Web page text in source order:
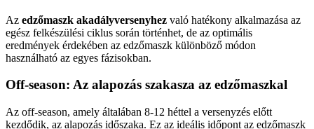
Az edzőmaszk akadályversenyhez való hatékony alkalmazása az
egész felkészülési ciklus során történhet, de az optimális
eredmények érdekében az edzőmaszk különböző módon
használható az egyes fázisokban.
Off-season: Az alapozás szakasza az edzőmaszkal
Az off-season, amely általában 8-12 héttel a versenyzés előtt
kezdődik, az alapozás időszaka. Ez az ideális időpont az edzőmaszk